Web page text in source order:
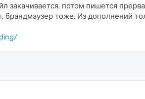
закачивается, потом пишется
брандмаузер тоже. Из дополнений